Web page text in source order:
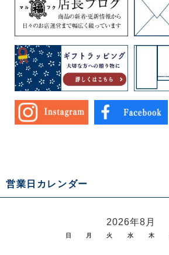
営業日カレンダー
2026年8月
日 月 火 水 木